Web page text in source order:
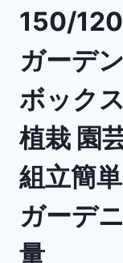
150/
ガーデ
ボック
植栽 園
組立簡
ガーデ
量